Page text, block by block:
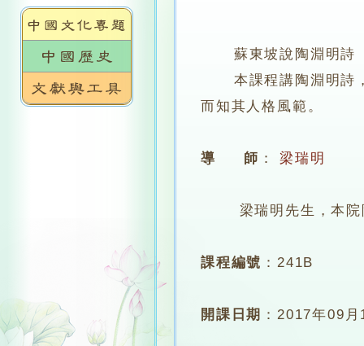
蘇東坡說陶淵明詩
本課程講陶淵明詩，
而知其人格風範。
導 師 ： 梁瑞明
梁瑞明先生，本院
課程編號 ：241B
開課日期 ：2017年09月